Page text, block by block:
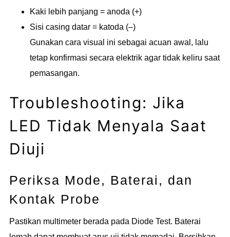
Kaki lebih panjang = anoda (+)
Sisi casing datar = katoda (–)
Gunakan cara visual ini sebagai acuan awal, lalu
tetap konfirmasi secara elektrik agar tidak keliru saat
pemasangan.
Troubleshooting: Jika
LED Tidak Menyala Saat
Diuji
Periksa Mode, Baterai, dan
Kontak Probe
Pastikan multimeter berada pada Diode Test. Baterai